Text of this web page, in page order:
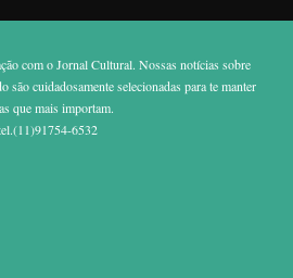
com o Jornal Cultural. Nossas notícias sobre
cuidadosamente selecionadas para te manter
que mais importam.
6532